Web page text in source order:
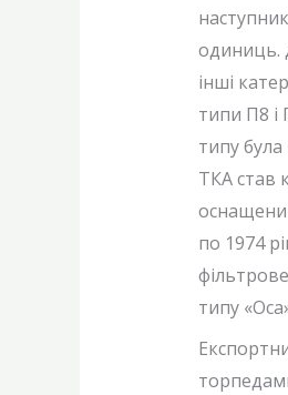
одиниць.
інші
типи П8 і
типу
ТКА став
по 1974
типу